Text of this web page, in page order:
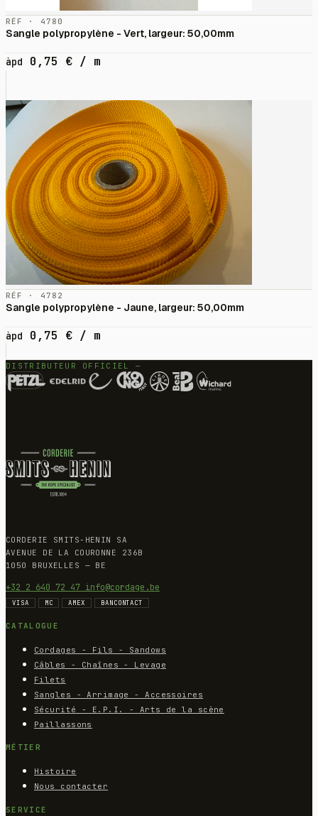
RÉF · 4780
Sangle polypropylène - Vert, largeur: 50,00mm
àpd 0,75 € / m
RÉF · 4782
Sangle polypropylène - Jaune, largeur: 50,00mm
àpd 0,75 € / m
DISTRIBUTEUR OFFICIEL —
CORDERIE SMITS-HENIN SA
AVENUE DE LA COURONNE 236B
1050 BRUXELLES — BE
+32 2 640 72 47 info@cordage.be
VISA MC AMEX BANCONTACT
CATALOGUE
Cordages - Fils - Sandows
Câbles - Chaînes - Levage
Filets
Sangles - Arrimage - Accessoires
Sécurité - E.P.I. - Arts de la scène
Paillassons
MÉTIER
Histoire
Nous contacter
SERVICE